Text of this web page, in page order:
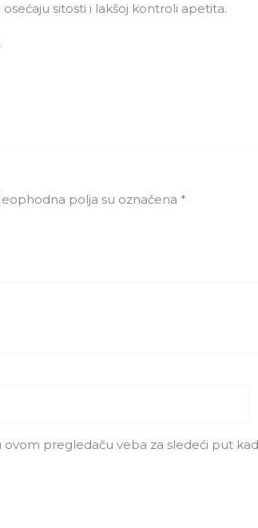
sitosti i lakšoj kontroli apetita.
polja su označena *
pregledaču veba za sledeći put